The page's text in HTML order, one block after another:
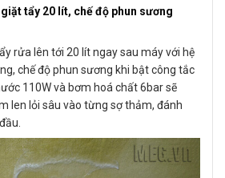
tẩy 20 lít, chế độ phun sương
rửa lên tới 20 lít ngay sau máy với hệ
chế độ phun sương khi bật công tắc
110W và bơm hoá chất 6bar sẽ
len lỏi sâu vào từng sợ thảm, đánh